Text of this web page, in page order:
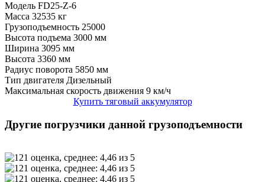
Модель FD25-Z-6
Масса 32535 кг
Грузоподъемность 25000
Высота подъема 3000 мм
Ширина 3095 мм
Высота 3360 мм
Радиус поворота 5850 мм
Тип двигателя Дизельный
Максимальная скорость движения 9 км/ч
Купить тяговый аккумулятор
Другие погрузчики данной грузоподъемности